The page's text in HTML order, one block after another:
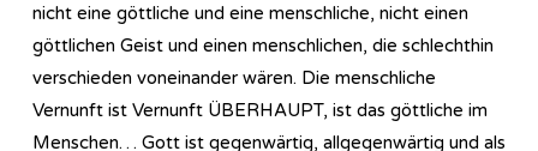
nicht eine göttliche und eine menschliche, nicht einen
göttlichen Geist und einen menschlichen, die schlechthin
verschieden voneinander wären. Die menschliche
Vernunft ist Vernunft ÜBERHAUPT, ist das göttliche im
Menschen… Gott ist gegenwärtig, allgegenwärtig und als